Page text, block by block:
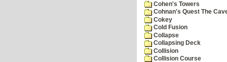
Cohen's Towers
Cohnan's Quest The
Cokey
Cold Fusion
Collapse
Collapsing Deck
Collision
Collision Course